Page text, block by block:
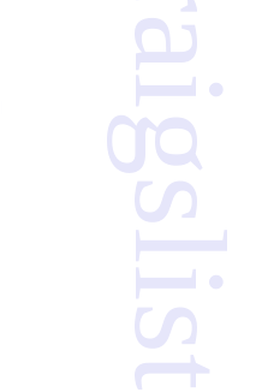
craigslist